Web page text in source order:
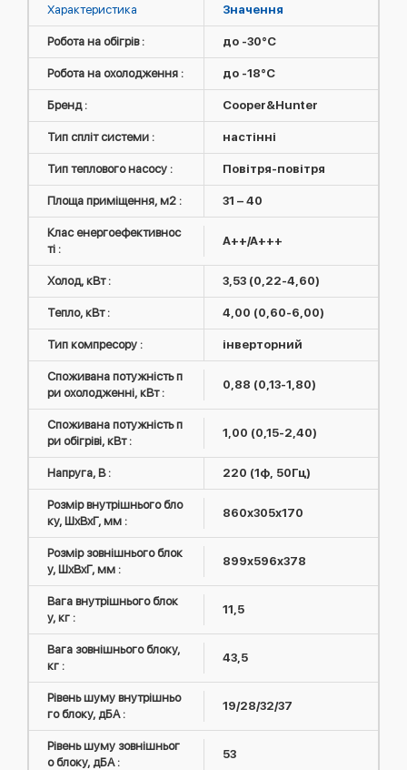
Характеристика Значення
Робота на обігрів : до -30°C
Робота на охолодження : до -18°C
Бренд : Cooper&Hunter
Тип спліт системи : настінні
Тип теплового насосу : Повітря-повітря
Площа приміщення, м2 : 31 – 40
Клас енергоефективнос
ті :
A++/A+++
Холод, кВт : 3,53 (0,22-4,60)
Тепло, кВт : 4,00 (0,60-6,00)
Тип компресору : інверторний
Споживана потужність п
ри охолодженні, кВт :
0,88 (0,13-1,80)
Споживана потужність п
ри обігріві, кВт :
1,00 (0,15-2,40)
Напруга, В : 220 (1ф, 50Гц)
Розмір внутрішнього бло
ку, ШxВxГ, мм :
860х305х170
Розмір зовнішнього блок
у, ШxВxГ, мм :
899x596x378
Вага внутрішнього блок
у, кг :
11,5
Вага зовнішнього блоку,
кг :
43,5
Рівень шуму внутрішньо
го блоку, дБА :
19/28/32/37
Рівень шуму зовнішньог
о блоку, дБА :
53